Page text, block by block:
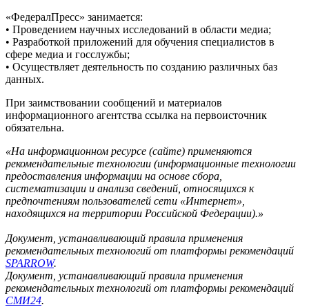
«ФедералПресс» занимается:
• Проведением научных исследований в области медиа;
• Разработкой приложений для обучения специалистов в
сфере медиа и госслужбы;
• Осуществляет деятельность по созданию различных баз
данных.
При заимствовании сообщений и материалов
информационного агентства ссылка на первоисточник
обязательна.
«На информационном ресурсе (сайте) применяются
рекомендательные технологии (информационные технологии
предоставления информации на основе сбора,
систематизации и анализа сведений, относящихся к
предпочтениям пользователей сети «Интернет»,
находящихся на территории Российской Федерации).»
Документ, устанавливающий правила применения
рекомендательных технологий от платформы рекомендаций
SPARROW.
Документ, устанавливающий правила применения
рекомендательных технологий от платформы рекомендаций
СМИ24.